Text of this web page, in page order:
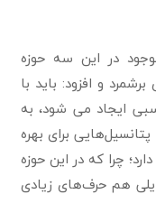
در این سه حوزه
و افزود: باید با
ایجاد می شود، به
برای بهره
چرا که در این حوزه
هم حرف‌های زیادی